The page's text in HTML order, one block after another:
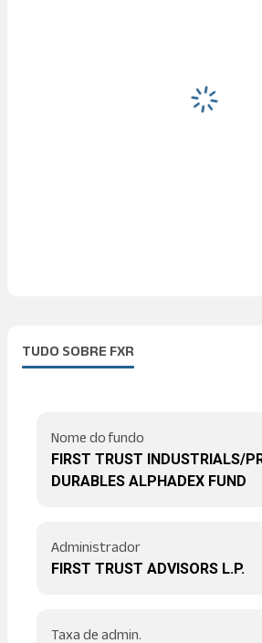
TUDO SOBRE FXR
Nome do fundo
FIRST TRUST INDUSTRIALS/
DURABLES ALPHADEX FUND
Administrador
FIRST TRUST ADVISORS L.P.
Taxa de admin.